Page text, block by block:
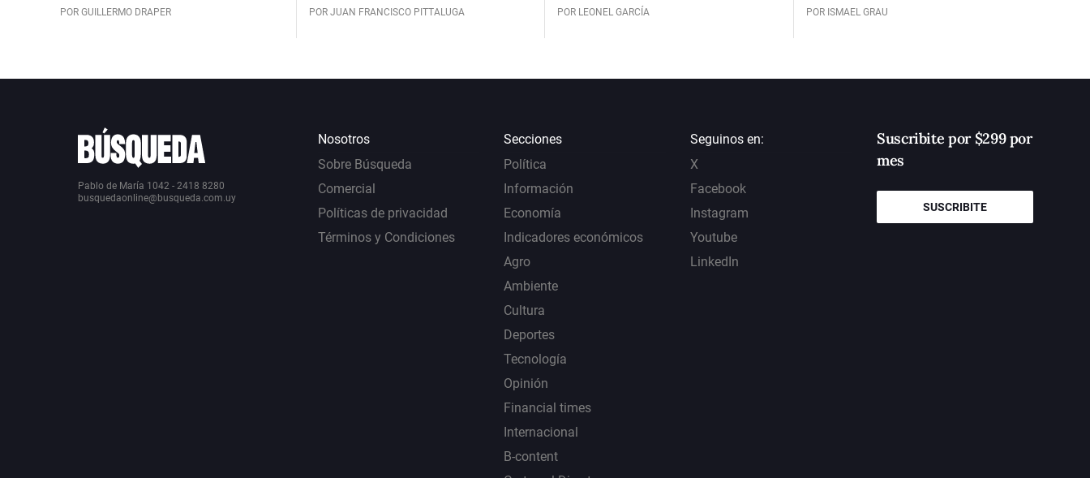
POR GUILLERMO DRAPER POR JUAN FRANCISCO PITTALUGA POR LEONEL GARCÍA POR ISMAEL GRAU
Pablo de María 1042 - 2418 8280
busquedaonline@busqueda.com.uy
Nosotros
Sobre Búsqueda
Comercial
Políticas de privacidad
Términos y Condiciones
Secciones
Política
Información
Economía
Indicadores económicos
Agro
Ambiente
Cultura
Deportes
Tecnología
Opinión
Financial times
Internacional
B-content
Seguinos en:
X
Facebook
Instagram
Youtube
LinkedIn
Suscribite por $299 por
mes
SUSCRIBITE